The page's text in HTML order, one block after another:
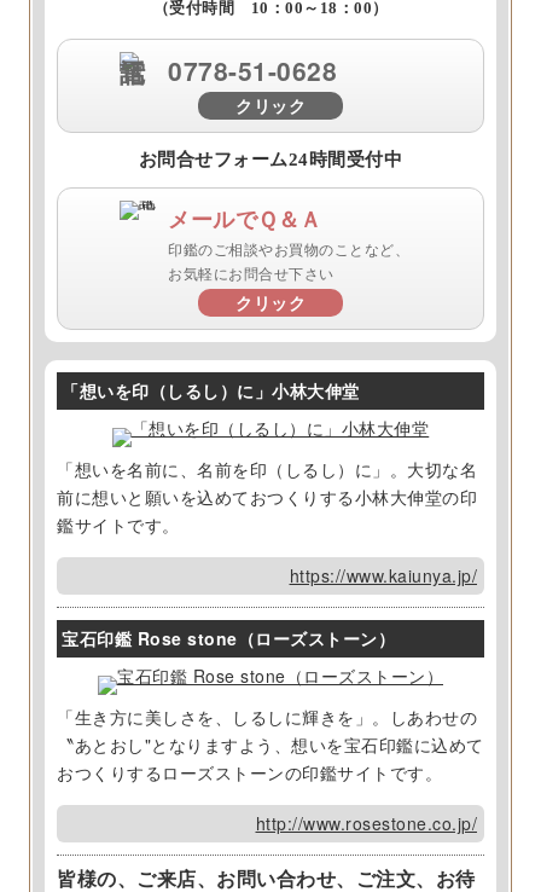
（受付時間 10：00～18：00）
0778-51-0628
クリック
お問合せフォーム24時間受付中
メールでＱ＆Ａ
印鑑のご相談やお買物のことなど、
お気軽にお問合せ下さい
クリック
「想いを印（しるし）に」小林大伸堂
「想いを名前に、名前を印（しるし）に」。大切な名
前に想いと願いを込めておつくりする小林大伸堂の印
鑑サイトです。
https://www.kaiunya.jp/
宝石印鑑 Rose stone（ローズストーン）
「生き方に美しさを、しるしに輝きを」。しあわせの
〝あとおし"となりますよう、想いを宝石印鑑に込めて
おつくりするローズストーンの印鑑サイトです。
http://www.rosestone.co.jp/
皆様の、ご来店、お問い合わせ、ご注文、お待